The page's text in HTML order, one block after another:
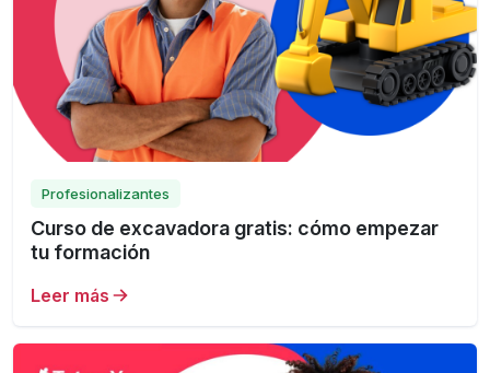
Profesionalizantes
Curso de excavadora gratis: cómo empezar
tu formación
Leer más